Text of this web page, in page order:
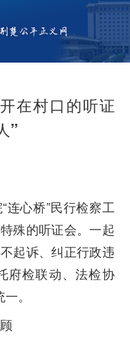
在村口的听证
”
心桥”民行检察工
殊的听证会。一起
起诉、纠正行政违
府检联动、法检协
。